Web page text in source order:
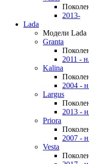
2013-
Lada
Модели Lada
Granta
2011 -
Kalina
2004 -
Largus
2013 -
Priora
2007 -
Vesta